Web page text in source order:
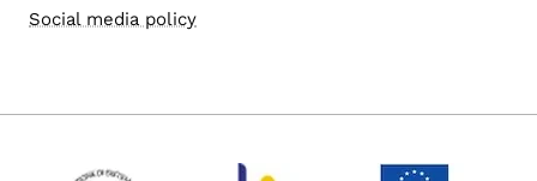
Social media policy